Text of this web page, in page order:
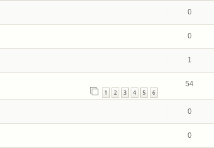
0
0
1
1 2 3 4 5 6
54
0
0